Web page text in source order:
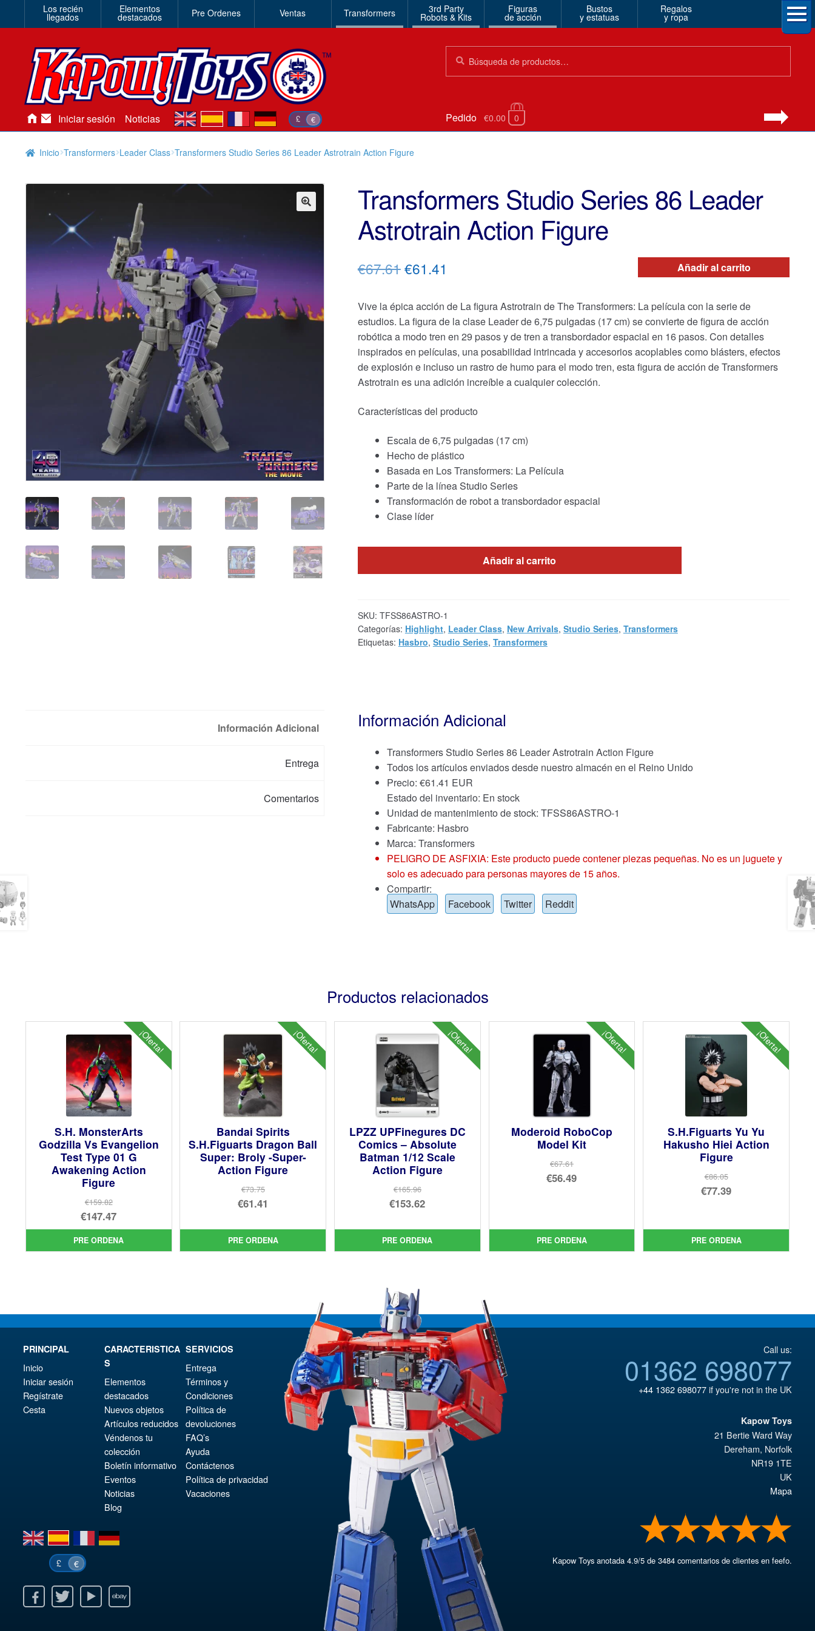
Los recién
llegados
Elementos
destacados Pre Ordenes Ventas Transformers 3rd Party
Robots & Kits
Figuras
de acción
Bustos
y estatuas
Regalos
y ropa
Iniciar sesión Noticias £ €
en es de Pedido €0.00 0
Inicio Transformers Leader Class Transformers Studio Series 86 Leader Astrotrain Action Figure
Transformers Studio Series 86 Leader
Astrotrain Action Figure
Añadir al carrito
€67.61El
original
era:
€67.61.
€61.41
actual
es:
€61.41.
Vive la épica acción de La figura Astrotrain de The Transformers: La película con la serie de
estudios. La figura de la clase Leader de 6,75 pulgadas (17 cm) se convierte de figura de acción
robótica a modo tren en 29 pasos y de tren a transbordador espacial en 16 pasos. Con detalles
inspirados en películas, una posabilidad intrincada y accesorios acoplables como blásters, efectos
de explosión e incluso un rastro de humo para el modo tren, esta figura de acción de Transformers
Astrotrain es una adición increíble a cualquier colección.
Características del producto
Escala de 6,75 pulgadas (17 cm)
Hecho de plástico
Basada en Los Transformers: La Película
Parte de la línea Studio Series
Transformación de robot a transbordador espacial
Clase líder
Añadir al carrito
SKU: TFSS86ASTRO-1
Categorías: Highlight, Leader Class, New Arrivals, Studio Series, Transformers
Etiquetas: Hasbro, Studio Series, Transformers
Información Adicional
Entrega
Comentarios
Información Adicional
Transformers Studio Series 86 Leader Astrotrain Action Figure
Todos los artículos enviados desde nuestro almacén en el Reino Unido
Precio: €61.41 EUR
Estado del inventario: En stock
Unidad de mantenimiento de stock: TFSS86ASTRO-1
Fabricante: Hasbro
Marca: Transformers
PELIGRO DE ASFIXIA: Este producto puede contener piezas pequeñas. No es un juguete y
solo es adecuado para personas mayores de 15 años.
Compartir:
WhatsApp
Facebook Twitter Reddit
Productos relacionados
¡Oferta!
S.H. MonsterArts
Godzilla Vs Evangelion
Test Type 01 G
Awakening Action
Figure
€159.82
El
precio
original
€147.47
El
precio
PRE ORDENA
¡Oferta!
Bandai Spirits
S.H.Figuarts Dragon Ball
Super: Broly -Super-
Action Figure
€73.75
El
original
era:
€61.41
precio
actual
PRE ORDENA
¡Oferta!
LPZZ UPFinegures DC
Comics – Absolute
Batman 1/12 Scale
Action Figure
€165.96
El
original
era:
€153.62
precio
actual
PRE ORDENA
¡Oferta!
Moderoid RoboCop
Model Kit
€67.61
El
era:
€67.61.
€56.49
actual
es:
PRE ORDENA
¡Oferta!
S.H.Figuarts Yu Yu
Hakusho Hiei Action
Figure
€86.05
El
era:
€86.05.
€77.39
actual
es:
PRE ORDENA
PRINCIPAL
Inicio
Iniciar sesión
Regístrate
Cesta
CARACTERISTICA
S
Elementos
destacados
Nuevos objetos
Artículos reducidos
Véndenos tu
colección
Boletín informativo
Eventos
Noticias
Blog
SERVICIOS
Entrega
Términos y
Condiciones
Política de
devoluciones
FAQ’s
Ayuda
Contáctenos
Política de privacidad
Vacaciones
en es fr de
£ €
Youtube Ebay
Call us:
01362 698077
+44 1362 698077if you're not in the UK
Kapow Toys
21 Bertie Ward Way
Dereham, Norfolk
NR19 1TE
UK
Mapa
Kapow Toys anotada4.9/5 de3484 comentarios de clientes en feefo.